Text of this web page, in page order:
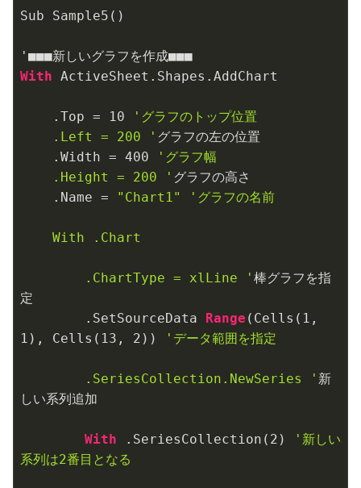
Sub Sample5()
With ActiveSheet.Shapes.AddChart
    .Top =
10
'グラフのトップ位置
    .Left = 200 '
グラフの左の位置
    .Width =
400
'グラフ幅
    .Height = 200 '
グラフの高さ
    .Name =
"Chart1" 'グラフの名前
        .ChartType = xlLine '
棒グラフを指
定
        .SetSourceData
Range (Cells( 1
1 ), Cells( 13 , 2 )) 'データ範囲を指定
        .SeriesCollection.NewSeries '
新
しい系列追加
With .SeriesCollection( 2 )
'新しい
系列は2番目となる